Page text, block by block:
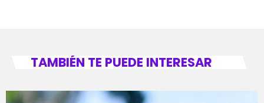
TAMBIÉN TE PUEDE INTERESAR